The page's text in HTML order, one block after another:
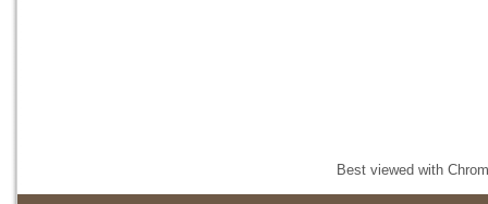
Best viewed with